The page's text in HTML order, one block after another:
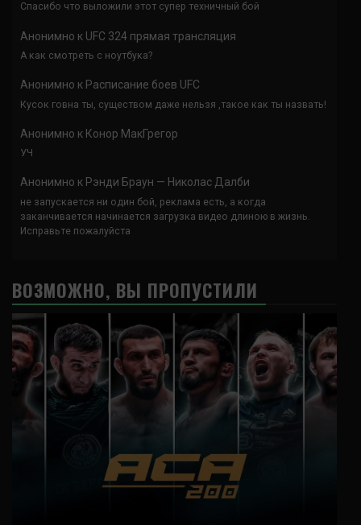
Спасибо что выложили этот супер техничный бой
Анонимно к UFC 324 прямая трансляция
А как смотреть с ноутбука?
Анонимно к Расписание боев UFC
Кусок говна ты, существом даже нельзя ,такое как ты назвать!
Анонимно к Конор МакГрегор
УЧ
Анонимно к Рэнди Браун — Николас Далби
не запускается ни один бой, реклама есть, а когда
заканчивается начинается загрузка видео длиною в жизнь.
Исправьте пожалуйста
ВОЗМОЖНО, ВЫ ПРОПУСТИЛИ